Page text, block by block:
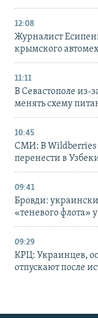
12:08
Журналист
крымского
11:11
В Севастополе из-
менять схему
10:45
СМИ: В Wildberries
перенести в
09:41
Бровди:
«теневого флота»
09:29
КРЦ: Украинцев,
отпускают после